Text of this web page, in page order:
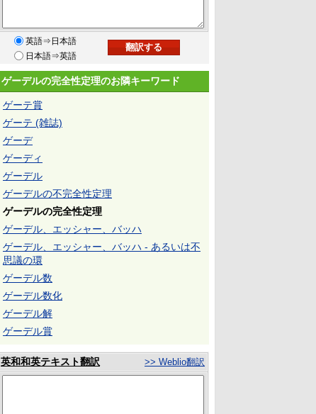
英語⇒日本語
日本語⇒英語
ゲーデルの完全性定理のお隣キーワード
ゲーテ賞
ゲーテ (雑誌)
ゲーデ
ゲーディ
ゲーデル
ゲーデルの不完全性定理
ゲーデルの完全性定理
ゲーデル、エッシャー、バッハ
ゲーデル、エッシャー、バッハ - あるいは不
思議の環
ゲーデル数
ゲーデル数化
ゲーデル解
ゲーデル賞
英和和英テキスト翻訳 >> Weblio翻訳